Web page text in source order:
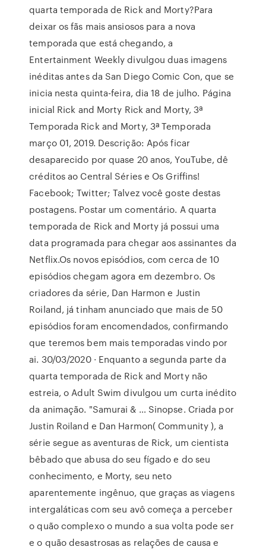
quarta temporada de Rick and Morty?Para
deixar os fãs mais ansiosos para a nova
temporada que está chegando, a
Entertainment Weekly divulgou duas imagens
inéditas antes da San Diego Comic Con, que se
inicia nesta quinta-feira, dia 18 de julho. Página
inicial Rick and Morty Rick and Morty, 3ª
Temporada Rick and Morty, 3ª Temporada
março 01, 2019. Descrição: Após ficar
desaparecido por quase 20 anos, YouTube, dê
créditos ao Central Séries e Os Griffins!
Facebook; Twitter; Talvez você goste destas
postagens. Postar um comentário. A quarta
temporada de Rick and Morty já possui uma
data programada para chegar aos assinantes da
Netflix.Os novos episódios, com cerca de 10
episódios chegam agora em dezembro. Os
criadores da série, Dan Harmon e Justin
Roiland, já tinham anunciado que mais de 50
episódios foram encomendados, confirmando
que teremos bem mais temporadas vindo por
ai. 30/03/2020 · Enquanto a segunda parte da
quarta temporada de Rick and Morty não
estreia, o Adult Swim divulgou um curta inédito
da animação. "Samurai & … Sinopse. Criada por
Justin Roiland e Dan Harmon( Community ), a
série segue as aventuras de Rick, um cientista
bêbado que abusa do seu fígado e do seu
conhecimento, e Morty, seu neto
aparentemente ingênuo, que graças as viagens
intergaláticas com seu avô começa a perceber
o quão complexo o mundo a sua volta pode ser
e o quão desastrosas as relações de causa e